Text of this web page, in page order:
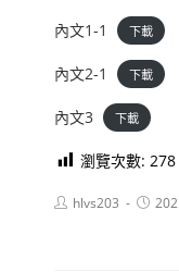
內文1-1 下載
內文2-1 下載
內文3 下載
瀏覽次數: 278
Posthlvs203
Post